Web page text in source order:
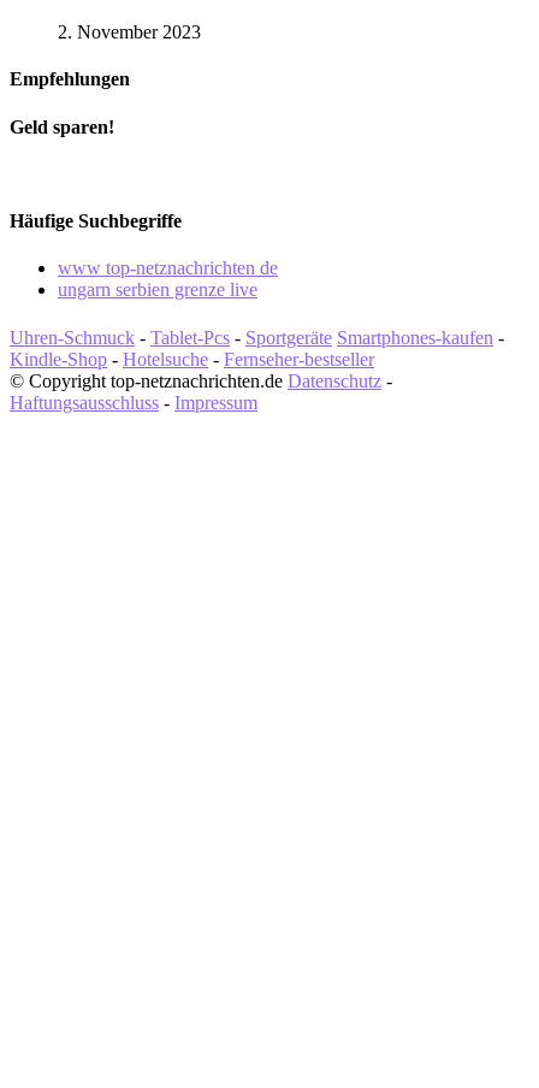
2. November 2023
Empfehlungen
Geld sparen!
Häufige Suchbegriffe
www top-netznachrichten de
ungarn serbien grenze live
Uhren-Schmuck - Tablet-Pcs - Sportgeräte Smartphones-kaufen -
Kindle-Shop - Hotelsuche - Fernseher-bestseller
© Copyright top-netznachrichten.de Datenschutz -
Haftungsausschluss - Impressum